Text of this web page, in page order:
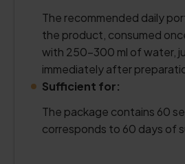
The recommended daily
the product, consumed
with 250–300 ml of water,
immediately after
Sufficient for:
The package contains 60
corresponds to 60 days of